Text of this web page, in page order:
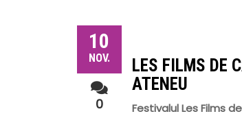
10
NOV.
0
LES FILMS DE
ATENEU
Festivalul Les Films